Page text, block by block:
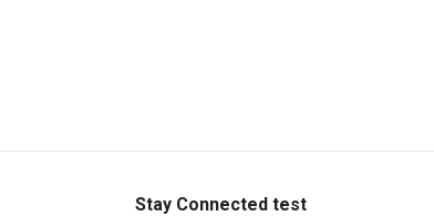
Stay Connected test